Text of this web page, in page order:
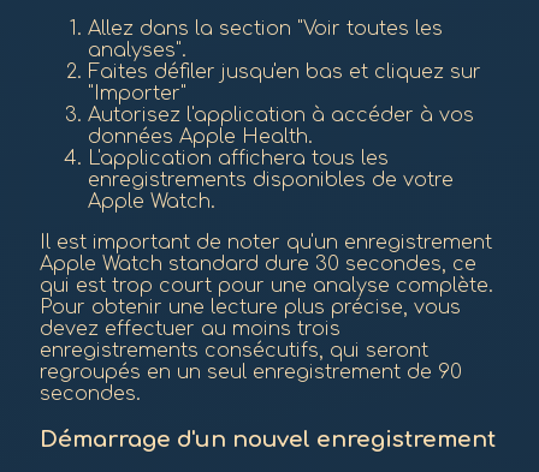
Allez dans la section "Voir toutes les
analyses".
Faites défiler jusqu'en bas et cliquez sur
"Importer"
Autorisez l'application à accéder à vos
données Apple Health.
L'application affichera tous les
enregistrements disponibles de votre
Apple Watch.
Il est important de noter qu'un enregistrement
Apple Watch standard dure 30 secondes, ce
qui est trop court pour une analyse complète.
Pour obtenir une lecture plus précise, vous
devez effectuer au moins trois
enregistrements consécutifs, qui seront
regroupés en un seul enregistrement de 90
secondes.
Démarrage d'un nouvel enregistrement